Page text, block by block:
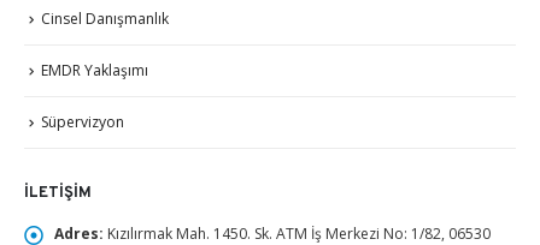
Cinsel Danışmanlık
EMDR Yaklaşımı
Süpervizyon
İLETIŞIM
Adres: Kızılırmak Mah. 1450. Sk. ATM İş Merkezi No: 1/82, 06530